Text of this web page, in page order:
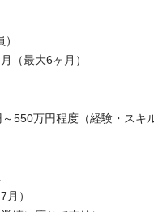
（最大6ヶ月）
～550万円程度（経験・スキ
月）